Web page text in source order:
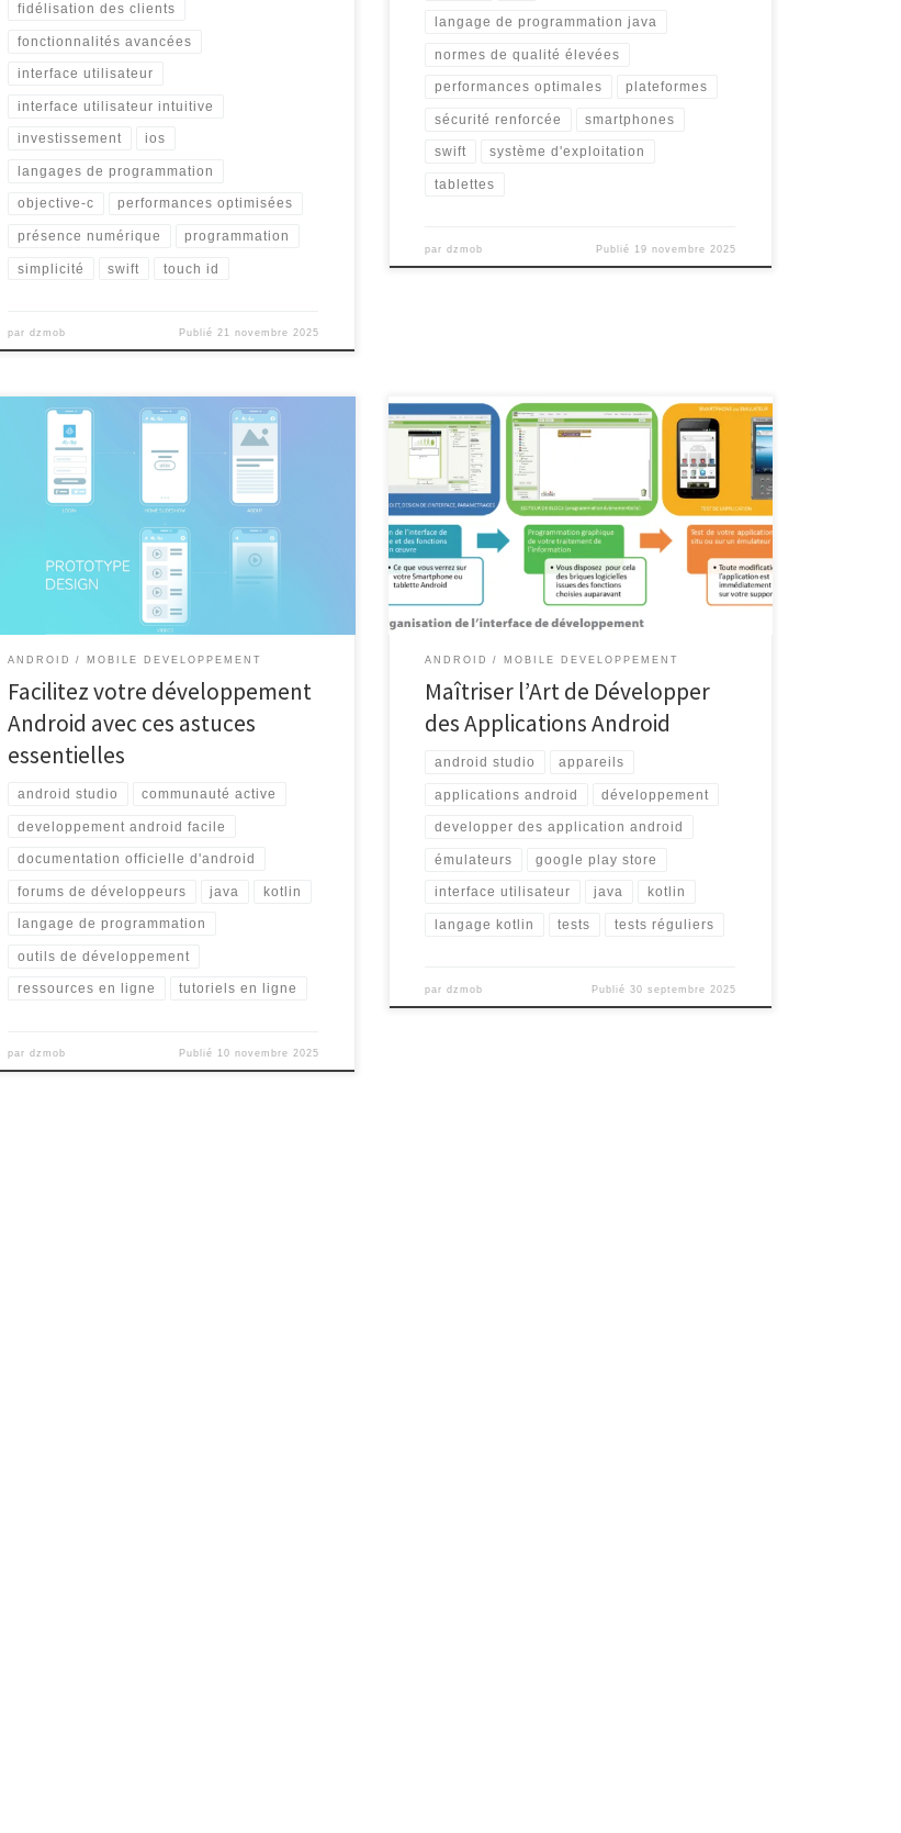
fidélisation des clients
fonctionnalités avancées
interface utilisateur
interface utilisateur intuitive
investissement ios
langages de programmation
objective-c performances optimisées
présence numérique programmation
simplicité swift touch id
pardzmob Publié 21 novembre 2025
langage de programmation java
normes de qualité élevées
performances optimales plateformes
sécurité renforcée smartphones
swift système d'exploitation
tablettes
pardzmob Publié 19 novembre 2025
Développement Android Facile Développement
Android Facile : Créez Vos Propres Applications en
Quelques Étapes Simples Le développement
d’applications Android est devenu plus accessible que
jamais, permettant à chacun de concrétiser ses idées
créatives et ses projets innovants. Que vous soyez un
débutant ou un développeur expérimenté, il existe
des outils […]
ANDROID MOBILE DEVELOPPEMENT
Facilitez votre développement
Android avec ces astuces
essentielles
android studio communauté active
developpement android facile
documentation officielle d'android
forums de développeurs java kotlin
langage de programmation
outils de développement
ressources en ligne tutoriels en ligne
pardzmob Publié 10 novembre 2025
Développer des Applications Android Développer des
Applications Android Le développement
d’applications Android est devenu un domaine
incontournable dans le monde de la technologie
mobile. Avec des millions d’utilisateurs à travers le
monde, la plateforme Android offre une opportunité
passionnante pour les développeurs de créer des
applications innovantes et utiles. Pour […]
ANDROID MOBILE DEVELOPPEMENT
Maîtriser l’Art de Développer
des Applications Android
android studio appareils
applications android développement
developper des application android
émulateurs google play store
interface utilisateur java kotlin
langage kotlin tests tests réguliers
pardzmob Publié 30 septembre 2025